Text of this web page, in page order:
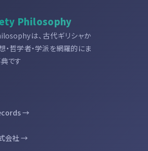
Philosophy
は、古代ギリシャか
・哲学者・学派を網羅的にま
です
→
会社 →